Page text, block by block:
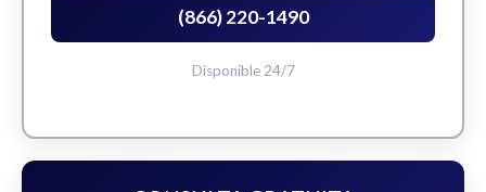
(866) 220-1490
Disponible 24/7